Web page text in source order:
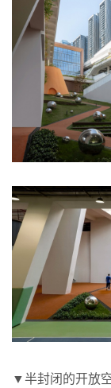
▼半封闭的开放空